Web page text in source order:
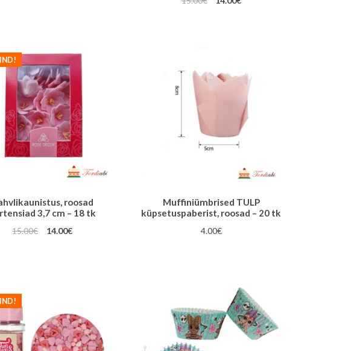
roosad
3,7 cm – 18 tk
15.00€
Algne
14.00€Praegune
Muffiniümbrised TULP
küpsetuspaberist, roosad – 20 tk
4.00€